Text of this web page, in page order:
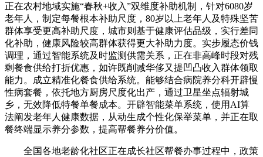
正在农村地域实施“春秋+收入”双维度补助机制，针对6080岁
老年人，制定每餐根本补助尺度，80岁以上老年人及特殊坚苦
群体享受更高补助尺度，城市则基于健康评估品级，实行差同
化补助，健康风险较高群体获得更大补助力度。实步履态价钱
调理，通过智能系统及时监测供需关系，正在非高峰时段对残
剩餐食供给打折优惠，如许既削减华侈又提凹凸收入群体领取
能力。成立精准化餐食供给系统。能够结合病院养分科开辟慢
性病套餐，依托地方厨房尺度化出产，通过卫星坐点辐射城
乡，无效降低特餐单餐成本。开辟智能菜单系统，使用AI算
法阐发老年人健康数据，从动生成个性化保举菜单，并正在取
餐终端显示养分参数，提高帮餐养分价值。
全国各地老龄化社区正在成长社区帮餐办事过程中，政策